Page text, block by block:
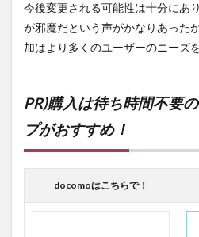
今後変更される可能性は十分にあ
が邪魔だという声がかなりあった
加はより多くのユーザーのニーズ
PR)購入は待ち時間不要
プがおすすめ！
docomoはこちらで！